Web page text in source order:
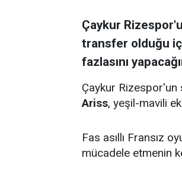
Çaykur
transfer olduğu
fazlasını
Çaykur Rizespor'un
Ariss, yeşil-mavili
Fas asıllı Fransız
mücadele etmenin